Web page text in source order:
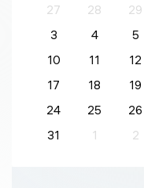
27
28 29
3
4 5
10
11 12
17
18 19
24
25 26
31
1 2